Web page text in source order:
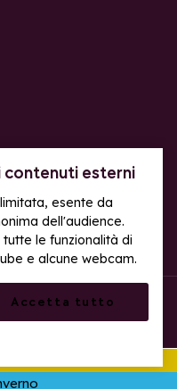
contenuti esterni
esente da
dell'audience.
le funzionalità di
e alcune webcam.
Accetta tutto
riservati
conforme